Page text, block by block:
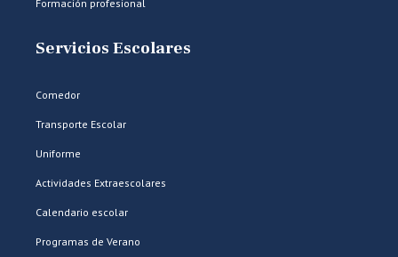
Formación profesional
Servicios Escolares
Comedor
Transporte Escolar
Uniforme
Actividades Extraescolares
Calendario escolar
Programas de Verano